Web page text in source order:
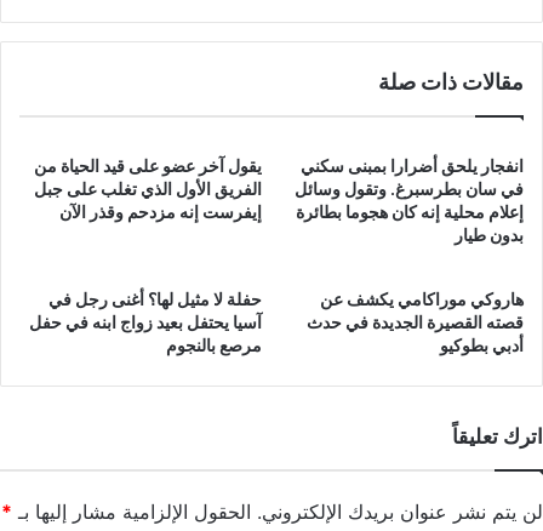
مقالات ذات صلة
انفجار يلحق أضرارا بمبنى سكني
في سان بطرسبرغ. وتقول وسائل
إعلام محلية إنه كان هجوما بطائرة
بدون طيار
يقول آخر عضو على قيد الحياة من
الفريق الأول الذي تغلب على جبل
إيفرست إنه مزدحم وقذر الآن
هاروكي موراكامي يكشف عن
قصته القصيرة الجديدة في حدث
أدبي بطوكيو
حفلة لا مثيل لها؟ أغنى رجل في
آسيا يحتفل بعيد زواج ابنه في حفل
مرصع بالنجوم
اترك تعليقاً
لن يتم نشر عنوان بريدك الإلكتروني. الحقول الإلزامية مشار إليها بـ *